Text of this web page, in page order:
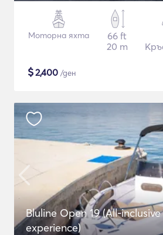
Моторна яхта
66 ft
20 m
$2,400 /ден
Bluline Open 19 (All-
experience)